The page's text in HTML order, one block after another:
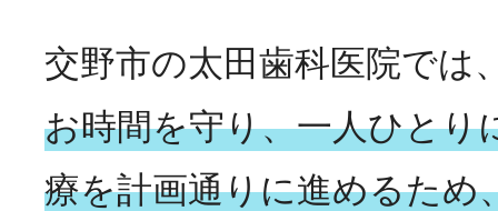
交野市の太田歯科医院では
お時間を守り、一人ひとり
療を計画通りに進めるため